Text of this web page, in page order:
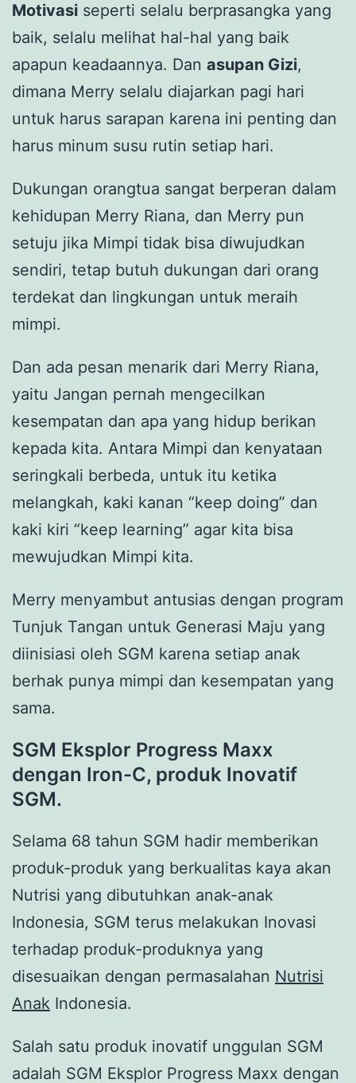
Motivasi seperti selalu berprasangka yang
baik, selalu melihat hal-hal yang baik
apapun keadaannya. Dan asupan Gizi,
dimana Merry selalu diajarkan pagi hari
untuk harus sarapan karena ini penting dan
harus minum susu rutin setiap hari.
Dukungan orangtua sangat berperan dalam
kehidupan Merry Riana, dan Merry pun
setuju jika Mimpi tidak bisa diwujudkan
sendiri, tetap butuh dukungan dari orang
terdekat dan lingkungan untuk meraih
mimpi.
Dan ada pesan menarik dari Merry Riana,
yaitu Jangan pernah mengecilkan
kesempatan dan apa yang hidup berikan
kepada kita. Antara Mimpi dan kenyataan
seringkali berbeda, untuk itu ketika
melangkah, kaki kanan “keep doing” dan
kaki kiri “keep learning” agar kita bisa
mewujudkan Mimpi kita.
Merry menyambut antusias dengan program
Tunjuk Tangan untuk Generasi Maju yang
diinisiasi oleh SGM karena setiap anak
berhak punya mimpi dan kesempatan yang
sama.
SGM Eksplor Progress Maxx
dengan Iron-C, produk Inovatif
SGM.
Selama 68 tahun SGM hadir memberikan
produk-produk yang berkualitas kaya akan
Nutrisi yang dibutuhkan anak-anak
Indonesia, SGM terus melakukan Inovasi
terhadap produk-produknya yang
disesuaikan dengan permasalahan Nutrisi
Anak Indonesia.
Salah satu produk inovatif unggulan SGM
adalah SGM Eksplor Progress Maxx dengan